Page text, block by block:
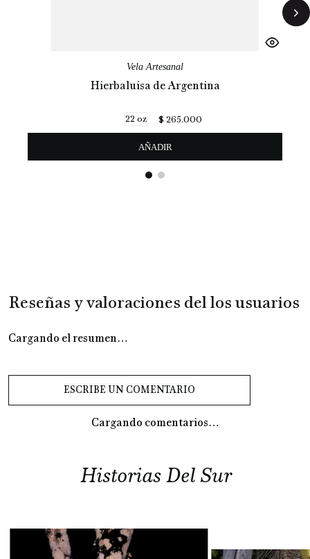
Vela Artesanal
Hierbaluisa de Argentina
22 oz $ 265.000
AÑADIR
Reseñas y valoraciones del los usuarios
Cargando el resumen…
Cargando comentarios…
Historias Del Sur